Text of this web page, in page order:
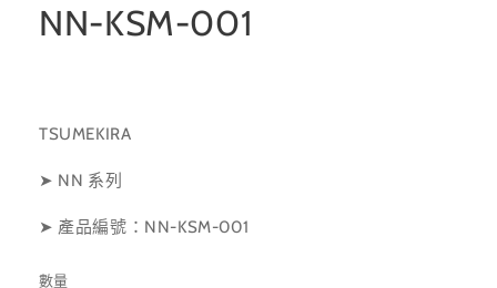
案
NN-KSM-001
TSUMEKIRA
➤ NN 系列
➤ 產品編號：NN-KSM-001
數量